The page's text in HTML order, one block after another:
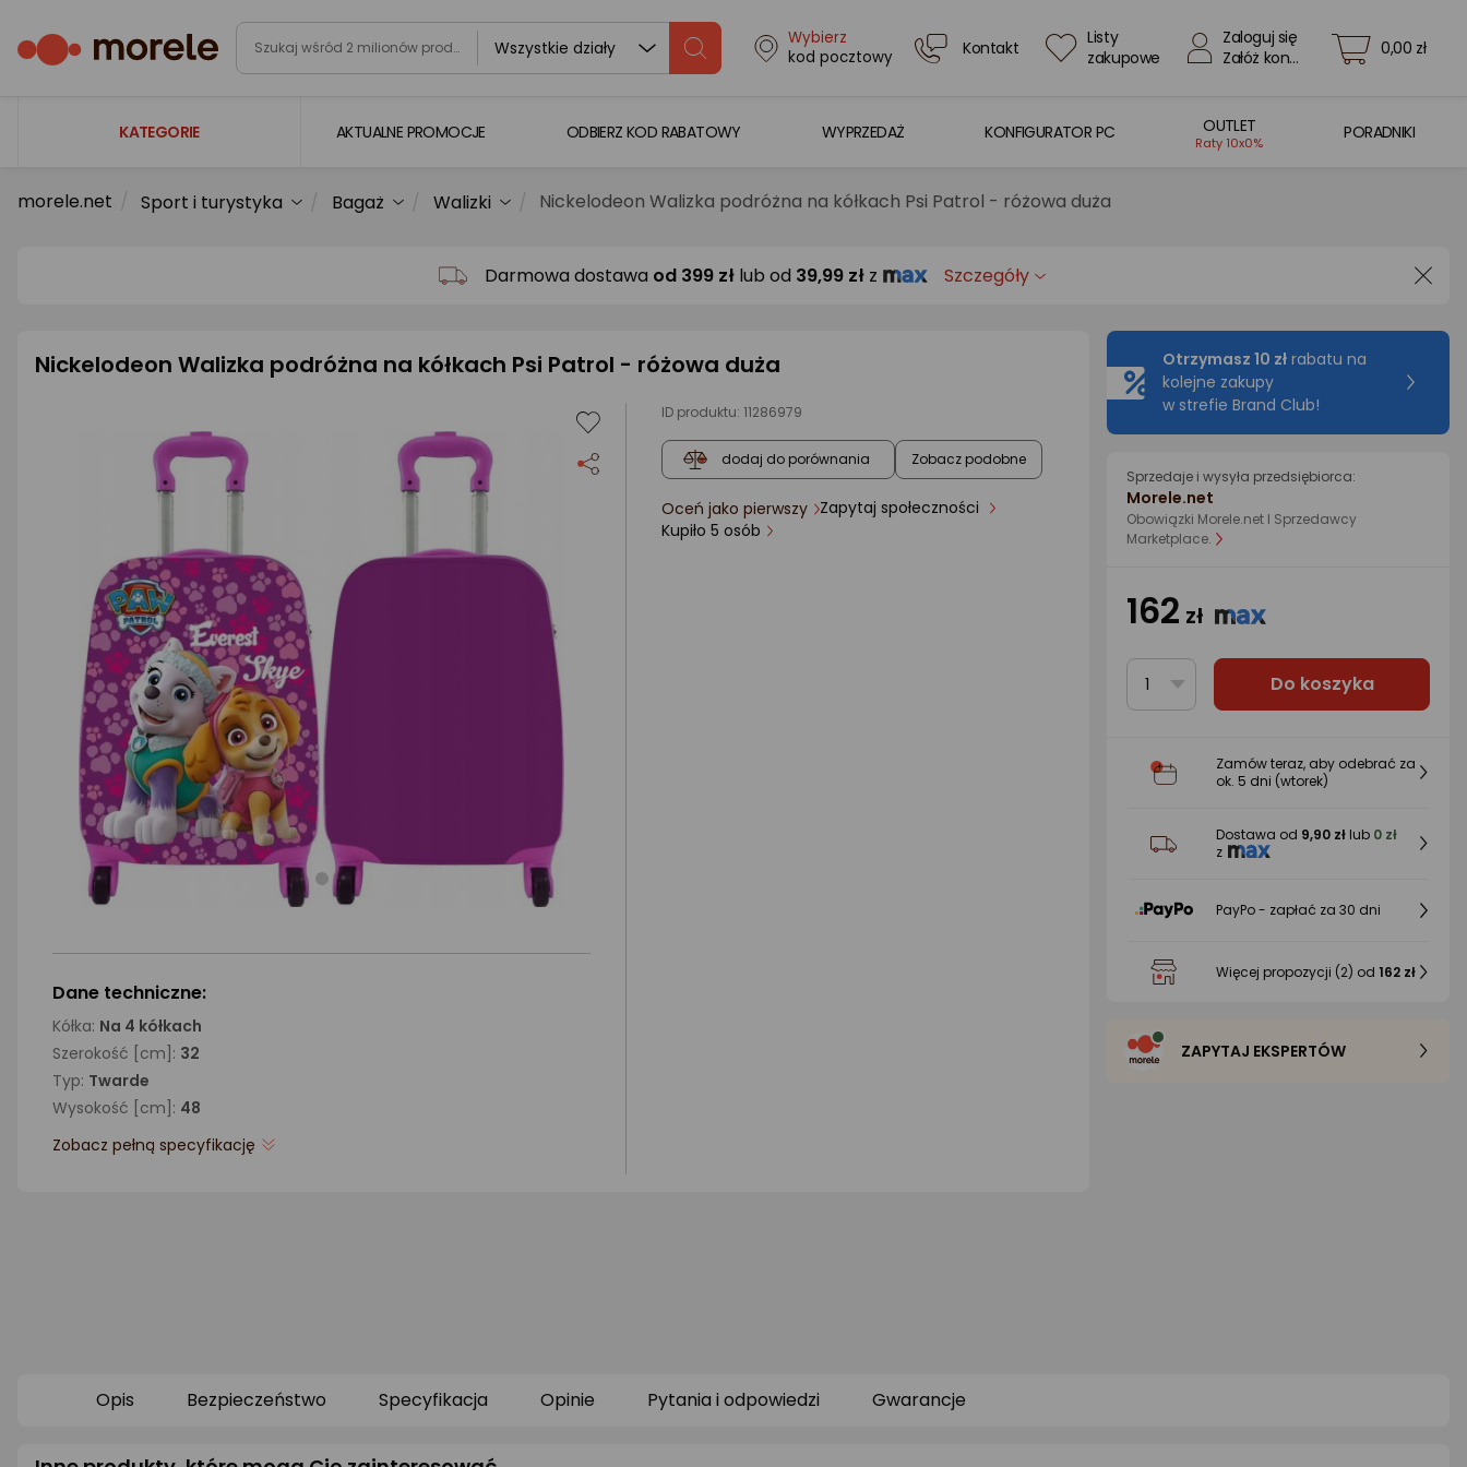
Wszystkie działy
Wybierz
kod pocztowy
Kontakt
Listy
zakupowe
Zaloguj się
Załóż konto
0,00 zł
KATEGORIE
Laptopy
Smartfony i smartwatche
Dom i ogród
Biuro i firma
Sport i turystyka
Zabawki i dziecko
Uroda i zdrowie
Supermarket
Strefa marek
AKTUALNE PROMOCJE ODBIERZ KOD RABATOWY WYPRZEDAŻ KONFIGURATOR PC OUTLET
Raty 10x0%
PORADNIKI
morele.net Sport i turystyka Bagaż Walizki Nickelodeon Walizka podróżna na kółkach Psi Patrol - różowa duża
Darmowa dostawa od 399 zł lub od 39,99 zł z Szczegóły
Nickelodeon Walizka podróżna na kółkach Psi Patrol - różowa duża
ID produktu: 11286979
dodaj do porównania Zobacz podobne
ocena
produktu
Oceń jako pierwszy Zapytaj społeczności
Kupiło 5 osób
Dane techniczne:
Kółka: Na 4 kółkach
Szerokość [cm]: 32
Typ: Twarde
Wysokość [cm]: 48
Zobacz pełną specyfikację
Otrzymasz 10 zł rabatu na
kolejne zakupy
w strefie Brand Club!
Sprzedaje i wysyła przedsiębiorca:
Morele.net
Obowiązki Morele.net I Sprzedawcy
Marketplace.
162 zł
1 Do koszyka
Zamów teraz, aby odebrać za
ok. 5 dni (wtorek)
Dostawa od 9,90 zł lub 0 zł
z
PayPo - zapłać za 30 dni
Więcej propozycji (2) od 162 zł
ZAPYTAJ EKSPERTÓW
Opis Bezpieczeństwo Specyfikacja Opinie Pytania i odpowiedzi Gwarancje